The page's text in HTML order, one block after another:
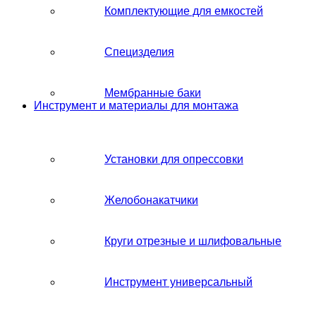
Комплектующие для емкостей
Специзделия
Мембранные баки
Инструмент и материалы для монтажа
Установки для опрессовки
Желобонакатчики
Круги отрезные и шлифовальные
Инструмент универсальный